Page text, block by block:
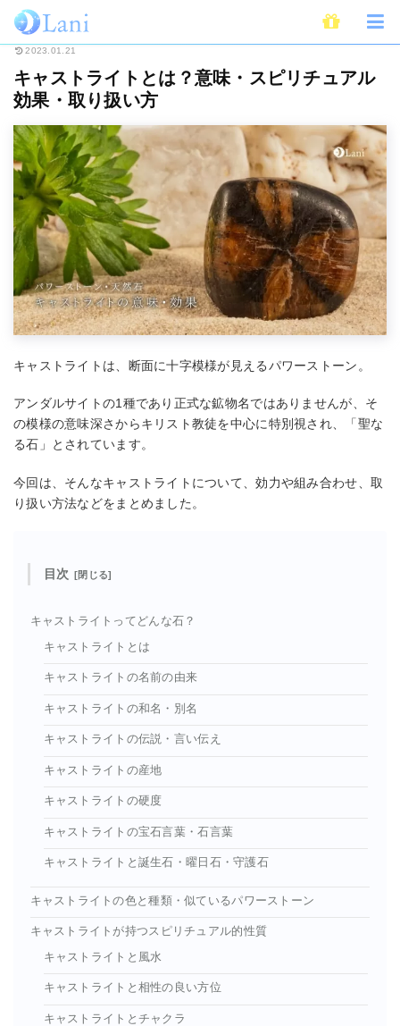
ホーム スピリチュアル キャストライトとは？意味・ス
2023.01.21
キャストライトとは？意味・スピリチュアル
効果・取り扱い方
キャストライトは、断面に十字模様が見えるパワーストーン。
アンダルサイトの1種であり正式な鉱物名ではありませんが、そ
の模様の意味深さからキリスト教徒を中心に特別視され、「聖な
る石」とされています。
今回は、そんなキャストライトについて、効力や組み合わせ、取
り扱い方法などをまとめました。
目次
キャストライトってどんな石？
キャストライトとは
キャストライトの名前の由来
キャストライトの和名・別名
キャストライトの伝説・言い伝え
キャストライトの産地
キャストライトの硬度
キャストライトの宝石言葉・石言葉
キャストライトと誕生石・曜日石・守護石
キャストライトの色と種類・似ているパワーストーン
キャストライトが持つスピリチュアル的性質
キャストライトと風水
キャストライトと相性の良い方位
キャストライトとチャクラ